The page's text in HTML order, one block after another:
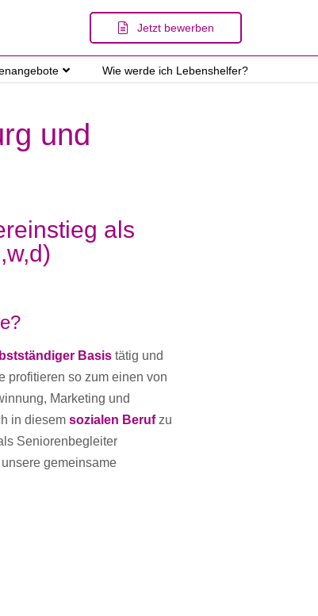
Jetzt bewerben
Wie werde ich Lebenshelfer?
und
als
Basistätig und
profitieren so zum einen von
Marketing und
in diesem sozialen Berufzu
Seniorenbegleiter
gemeinsame